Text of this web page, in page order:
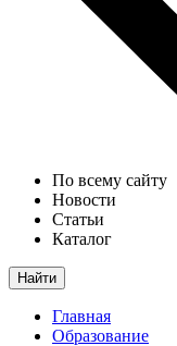
По всему сайту
Новости
Статьи
Каталог
Найти
Главная
Образование